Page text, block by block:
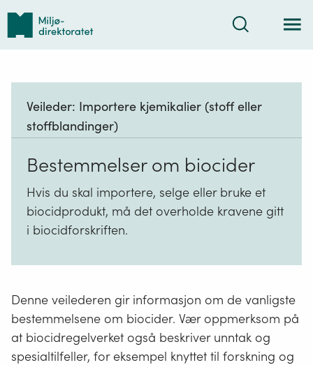
Tilbake
forsiden
Søk
Veileder: Importere kjemikalier (stoff eller
stoffblandinger)
Bestemmelser om biocider
Hvis du skal importere, selge eller bruke et
biocidprodukt, må det overholde kravene gitt
i biocidforskriften.
Denne veilederen gir informasjon om de vanligste
bestemmelsene om biocider. Vær oppmerksom på
at biocidregelverket også beskriver unntak og
spesialtilfeller, for eksempel knyttet til forskning og